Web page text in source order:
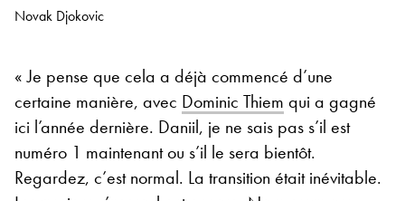
Novak Djokovic
« Je pense que cela a déjà commencé d’une
certaine manière, avec Dominic Thiem qui a gagné
ici l’année dernière. Daniil, je ne sais pas s’il est
numéro 1 maintenant ou s’il le sera bientôt.
Regardez, c’est normal. La transition était inévitable.